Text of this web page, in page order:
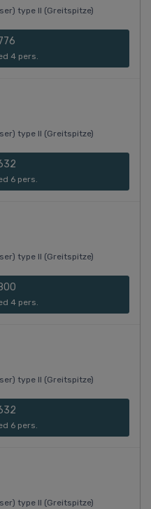
type II (Greitspitze)
4 pers.
type II (Greitspitze)
6 pers.
type II (Greitspitze)
4 pers.
type II (Greitspitze)
6 pers.
type II (Greitspitze)